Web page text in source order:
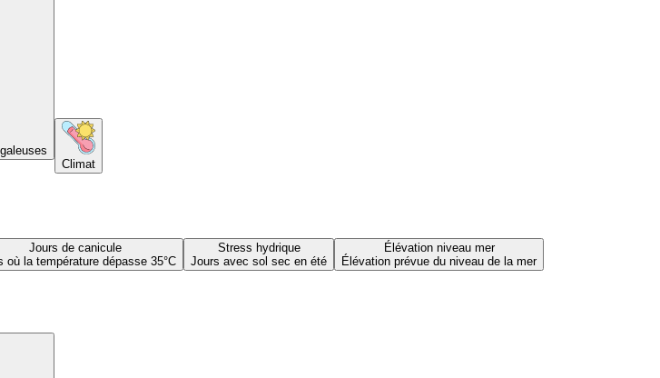
Climat
Jours de canicule
où la température dépasse 35°C
Stress hydrique
Jours avec sol sec en été
Élévation niveau mer
Élévation prévue du niveau de la mer